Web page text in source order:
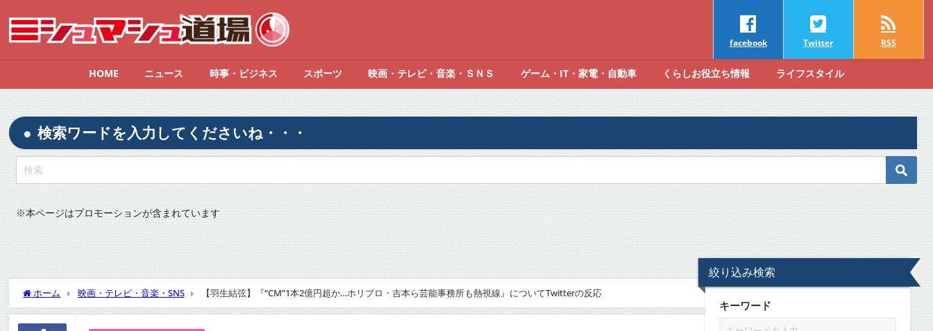
facebook Twitter RSS
HOME ニュース 時事・ビジネス スポーツ 映画・テレビ・音楽・ＳＮＳ ゲーム・IT・家電・自動車 くらしお役立ち情報 ライフスタイル
検索ワードを入力してくださいね・・・
※本ページはプロモーションが含まれています
ホーム 映画・テレビ・音楽・SNS 【羽生結弦】『“CM”1本2億円超か…ホリプロ・吉本ら芸能事務所も熱視線』についてTwitterの反応
絞り込み検索
キーワード